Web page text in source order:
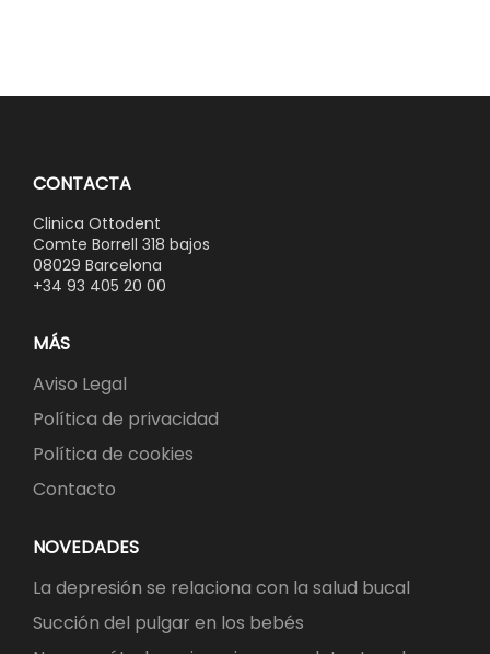
CONTACTA
Clinica Ottodent
Comte Borrell 318 bajos
08029 Barcelona
+34 93 405 20 00
MÁS
Aviso Legal
Política de privacidad
Política de cookies
Contacto
NOVEDADES
La depresión se relaciona con la salud bucal
Succión del pulgar en los bebés